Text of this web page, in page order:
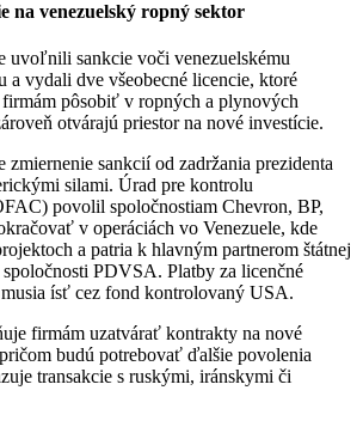
na venezuelský ropný sektor
uvoľnili sankcie voči venezuelskému
a vydali dve všeobecné licencie, ktoré
pôsobiť v ropných a plynových
otvárajú priestor na nové investície.
zmiernenie sankcií od zadržania prezidenta
silami. Úrad pre kontrolu
povolil spoločnostiam Chevron, BP,
v operáciách vo Venezuele, kde
a patria k hlavným partnerom štátnej
PDVSA. Platby za licenčné
ísť cez fond kontrolovaný USA.
firmám uzatvárať kontrakty na nové
budú potrebovať ďalšie povolenia
transakcie s ruskými, iránskymi či